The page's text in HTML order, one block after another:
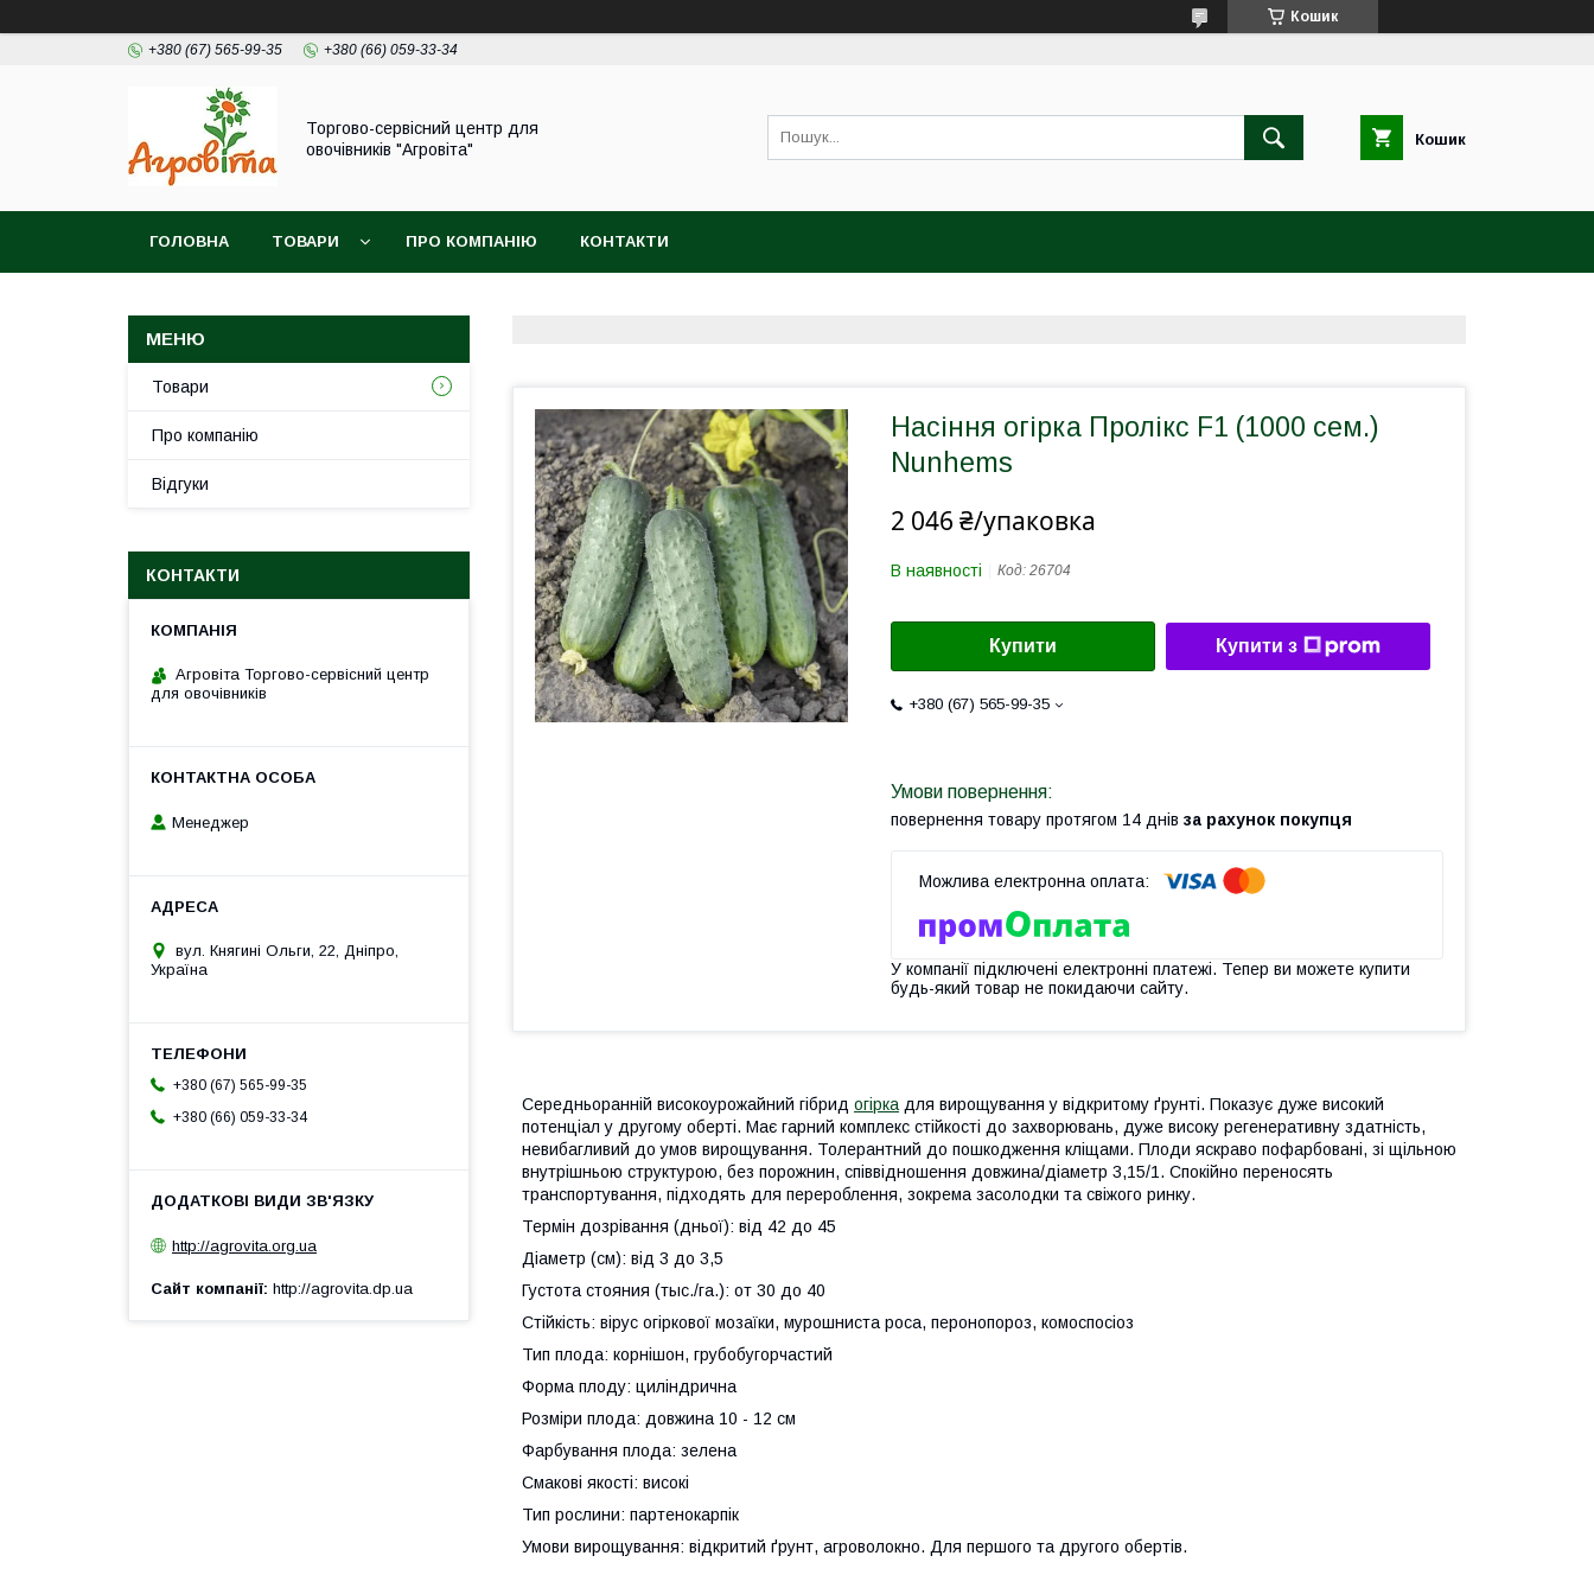
Кошик
+380 (67) 565-99-35 +380 (66) 059-33-34
Торгово-сервісний центр для
овочівників "Агровіта"
Кошик
ГОЛОВНА ТОВАРИ ПРО КОМПАНІЮ КОНТАКТИ
Насіння огірка Пролікс F1 (1000 сем.)
Nunhems
2 046 ₴/упаковка
В наявності Код: 26704
Купити Купити з
+380 (67) 565-99-35
повернення товару протягом 14 днів за рахунок покупця
У компанії підключені електронні платежі. Тепер ви можете купити
будь-який товар не покидаючи сайту.
Середньоранній високоурожайний гібрид огірка для вирощування у відкритому ґрунті. Показує дуже високий
потенціал у другому оберті. Має гарний комплекс стійкості до захворювань, дуже високу регенеративну здатність,
невибагливий до умов вирощування. Толерантний до пошкодження кліщами. Плоди яскраво пофарбовані, зі щільною
внутрішньою структурою, без порожнин, співвідношення довжина/діаметр 3,15/1. Спокійно переносять
транспортування, підходять для перероблення, зокрема засолодки та свіжого ринку.
Термін дозрівання (дньої): від 42 до 45
Діаметр (см): від 3 до 3,5
Густота стояния (тыс./га.): от 30 до 40
Стійкість: вірус огіркової мозаїки, мурошниста роса, перонопороз, комоспосіоз
Тип плода: корнішон, грубобугорчастий
Форма плоду: циліндрична
Розміри плода: довжина 10 - 12 см
Фарбування плода: зелена
Смакові якості: високі
Тип рослини: партенокарпік
Умови вирощування: відкритий ґрунт, агроволокно. Для першого та другого обертів.
Товари
Про компанію
Відгуки
КОНТАКТИ
Агровіта Торгово-сервісний центр
для овочівників
Менеджер
вул. Княгині Ольги, 22, Дніпро,
Україна
+380 (67) 565-99-35
+380 (66) 059-33-34
http://agrovita.org.ua
Сайт компанії http://agrovita.dp.ua